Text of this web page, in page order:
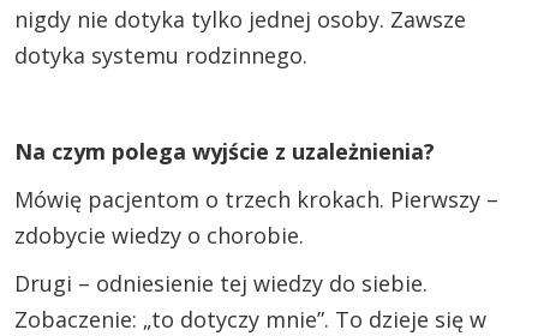
nigdy nie dotyka tylko jednej osoby. Zawsze
dotyka systemu rodzinnego.
Na czym polega wyjście z uzależnienia?
Mówię pacjentom o trzech krokach. Pierwszy –
zdobycie wiedzy o chorobie.
Drugi – odniesienie tej wiedzy do siebie.
Zobaczenie: „to dotyczy mnie”. To dzieje się w